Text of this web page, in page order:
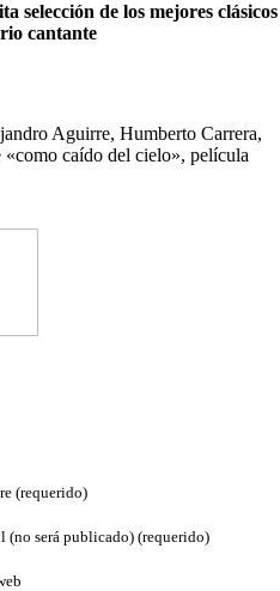
selección de los mejores
cantante
Aguirre, Humberto Carrera,
«como caído del cielo», película
(requerido)
(no será publicado) (requerido)